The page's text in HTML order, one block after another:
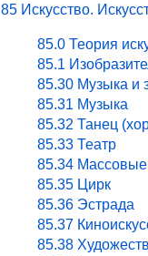
85 Искусство.
85.0 Теория
85.1
85.30 Музыка и
85.31 Музыка
85.32 Танец
85.33 Театр
85.34 Массовые
85.35 Цирк
85.36 Эстрада
85.37
85.38